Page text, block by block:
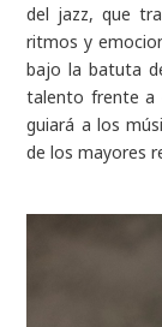
del jazz, que
ritmos y
bajo la batuta
talento frente a
guiará a los
de los mayores